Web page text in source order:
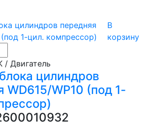
В
корзину
/ Двигатель
цилиндров
WD615/WP10 (под 1-